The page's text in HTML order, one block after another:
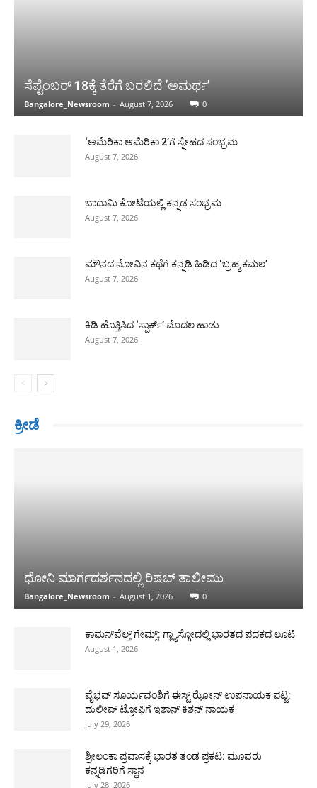
ಸೆಪ್ಟೆಂಬರ್ 18ಕ್ಕೆ ತೆರೆಗೆ ಬರಲಿದೆ ‘ಅಮರ್ಥ’
Bangalore_Newsroom - August 7, 2026 0
‘ಅಮೆರಿಕಾ ಅಮೆರಿಕಾ 2’ಗೆ ಸ್ನೇಹದ ಸಂಭ್ರಮ
August 7, 2026
ಬಾದಾಮಿ ಕೋಟೆಯಲ್ಲಿ ಕನ್ನಡ ಸಂಭ್ರಮ
August 7, 2026
ಮೌನದ ನೋವಿನ ಕಥೆಗೆ ಕನ್ನಡಿ ಹಿಡಿದ ‘ಬ್ರಹ್ಮ ಕಮಲ’
August 7, 2026
ಕಿಡಿ ಹೊತ್ತಿಸಿದ ‘ಸ್ಪಾರ್ಕ್’ ಮೊದಲ ಹಾಡು
August 7, 2026
ಕ್ರೀಡೆ
ಧೋನಿ ಮಾರ್ಗದರ್ಶನದಲ್ಲಿ ರಿಷಬ್ ತಾಲೀಮು
Bangalore_Newsroom - August 1, 2026 0
ಕಾಮನ್‌ವೆಲ್ತ್ ಗೇಮ್ಸ್: ಗ್ಲ್ಯಾಸ್ಗೋದಲ್ಲಿ ಭಾರತದ ಪದಕದ ಲೂಟಿ
August 1, 2026
ವೈಭವ್ ಸೂರ್ಯವಂಶಿಗೆ ಈಸ್ಟ್ ಝೋನ್ ಉಪನಾಯಕ ಪಟ್ಟ:
ದುಲೀಪ್ ಟ್ರೋಫಿಗೆ ಇಶಾನ್ ಕಿಶನ್ ನಾಯಕ
July 29, 2026
ಶ್ರೀಲಂಕಾ ಪ್ರವಾಸಕ್ಕೆ ಭಾರತ ತಂಡ ಪ್ರಕಟ: ಮೂವರು
ಕನ್ನಡಿಗರಿಗೆ ಸ್ಥಾನ
July 28, 2026